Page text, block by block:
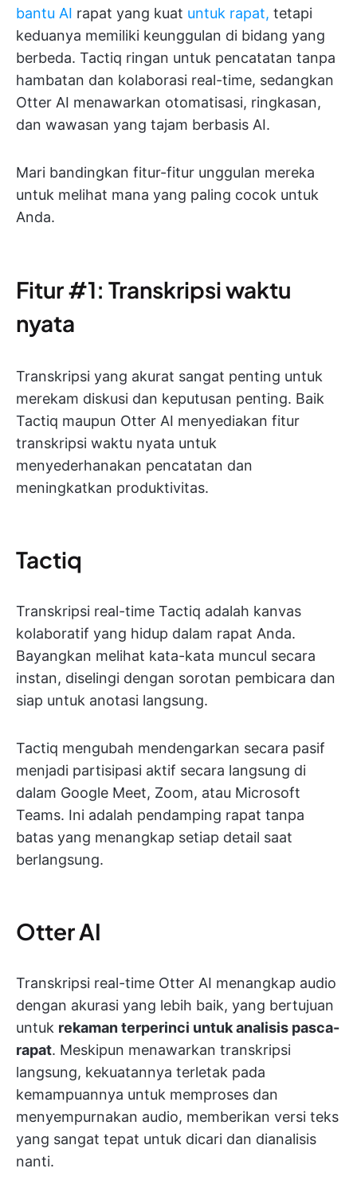
bantu AI rapat yang kuat untuk rapat, tetapi
keduanya memiliki keunggulan di bidang yang
berbeda. Tactiq ringan untuk pencatatan tanpa
hambatan dan kolaborasi real-time, sedangkan
Otter AI menawarkan otomatisasi, ringkasan,
dan wawasan yang tajam berbasis AI.
Mari bandingkan fitur-fitur unggulan mereka
untuk melihat mana yang paling cocok untuk
Anda.
Fitur #1: Transkripsi waktu
nyata
Transkripsi yang akurat sangat penting untuk
merekam diskusi dan keputusan penting. Baik
Tactiq maupun Otter AI menyediakan fitur
transkripsi waktu nyata untuk
menyederhanakan pencatatan dan
meningkatkan produktivitas.
Tactiq
Transkripsi real-time Tactiq adalah kanvas
kolaboratif yang hidup dalam rapat Anda.
Bayangkan melihat kata-kata muncul secara
instan, diselingi dengan sorotan pembicara dan
siap untuk anotasi langsung.
Tactiq mengubah mendengarkan secara pasif
menjadi partisipasi aktif secara langsung di
dalam Google Meet, Zoom, atau Microsoft
Teams. Ini adalah pendamping rapat tanpa
batas yang menangkap setiap detail saat
berlangsung.
Otter AI
Transkripsi real-time Otter AI menangkap audio
dengan akurasi yang lebih baik, yang bertujuan
untuk rekaman terperinci untuk analisis pasca-
rapat. Meskipun menawarkan transkripsi
langsung, kekuatannya terletak pada
kemampuannya untuk memproses dan
menyempurnakan audio, memberikan versi teks
yang sangat tepat untuk dicari dan dianalisis
nanti.